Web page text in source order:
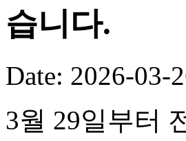
습니다.
Date: 2026-03-
3월 29일부터